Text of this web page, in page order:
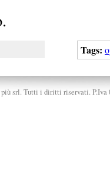
Tags:
srl. Tutti i diritti riservati. P.Iva